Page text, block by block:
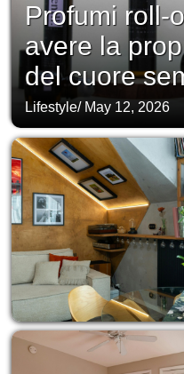
Profumi roll-
avere la
del cuore
Lifestyle/ May 12, 2026